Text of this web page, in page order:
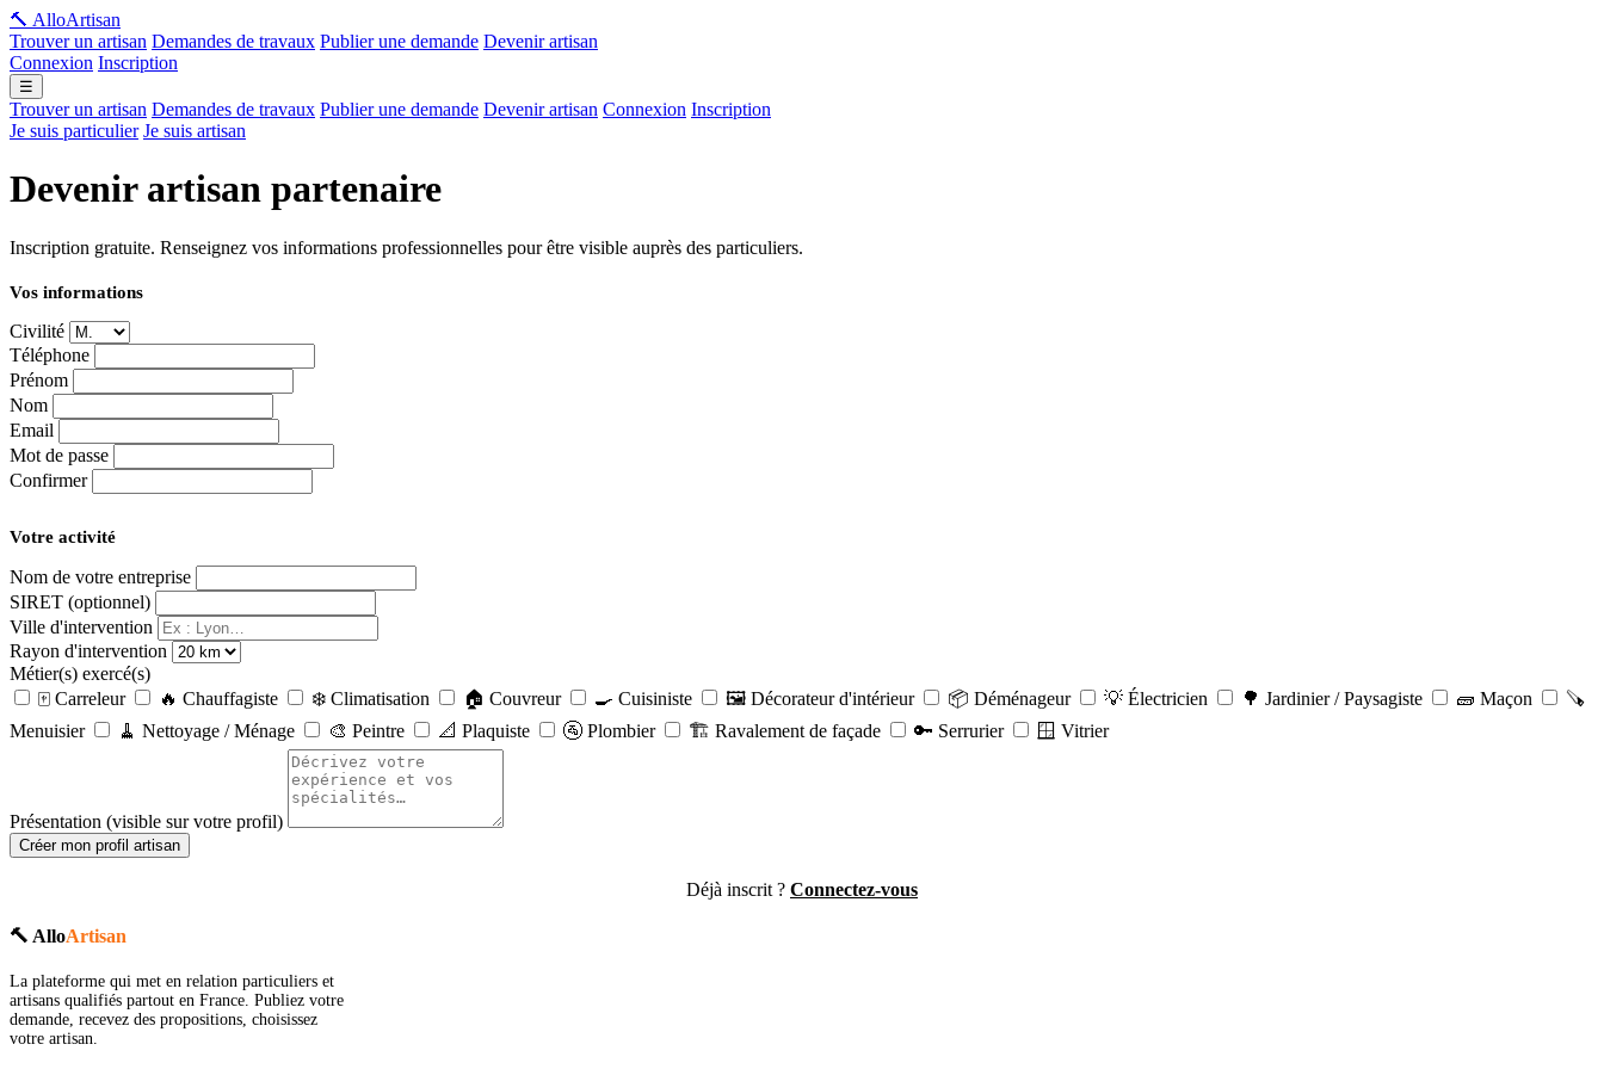
🔨 AlloArtisan
Trouver un artisan Demandes de travaux Publier une demande Devenir artisan
Connexion Inscription
☰
Trouver un artisan Demandes de travaux Publier une demande Devenir artisan Connexion Inscription
Je suis particulier Je suis artisan
Devenir artisan partenaire
Inscription gratuite. Renseignez vos informations professionnelles pour être visible auprès des particuliers.
Vos informations
Civilité
Téléphone
Prénom
Nom
Email
Mot de passe
Confirmer
Votre activité
Nom de votre entreprise
SIRET (optionnel)
Ville d'intervention
Rayon d'intervention
Métier(s) exercé(s)
🀄 Carreleur
🔥 Chauffagiste ❄️ Climatisation 🏠 Couvreur 🍳 Cuisiniste 🖼️ Décorateur d'intérieur 📦 Déménageur 💡 Électricien 🌳 Jardinier / Paysagiste 🧱 Maçon
🪚
Menuisier
🧹 Nettoyage / Ménage 🎨 Peintre 📐 Plaquiste 🚰 Plombier 🏗️ Ravalement de façade 🔑 Serrurier 🪟 Vitrier
Présentation (visible sur votre profil)
Créer mon profil artisan
Déjà inscrit ? Connectez-vous
🔨 AlloArtisan
La plateforme qui met en relation particuliers et
artisans qualifiés partout en France. Publiez votre
demande, recevez des propositions, choisissez
votre artisan.